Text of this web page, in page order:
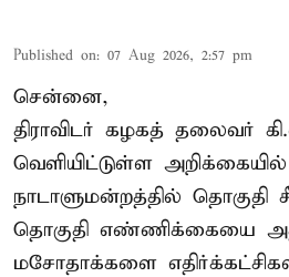
Published on: 07 Aug 2026, 2:57 pm
சென்னை,
திராவிடர் கழகத் தலைவர்
வெளியிட்டுள்ள அறிக்கையில்
நாடாளுமன்றத்தில் தொகுதி
தொகுதி எண்ணிக்கையை
மசோதாக்களை